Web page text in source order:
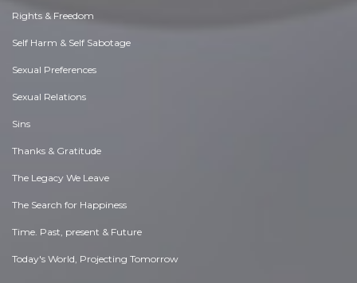
Rights & Freedom
Self Harm & Self Sabotage
Sexual Preferences
Sexual Relations
Sins
Thanks & Gratitude
The Legacy We Leave
The Search for Happiness
Time. Past, present & Future
Today's World, Projecting Tomorrow